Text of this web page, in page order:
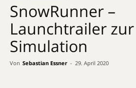
SnowRunner –
Launchtrailer
Simulation
Von Sebastian Essner - 29. April 2020